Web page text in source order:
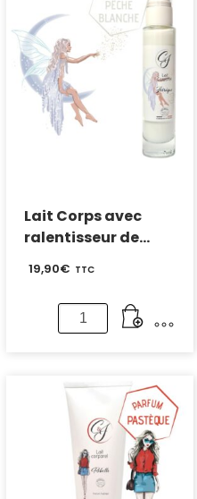
Lait Corps avec
ralentisseur de
Pêche blanche
19,90€ TTC
quantité
de
avec
ralentisseur
de
repousse
Parfum